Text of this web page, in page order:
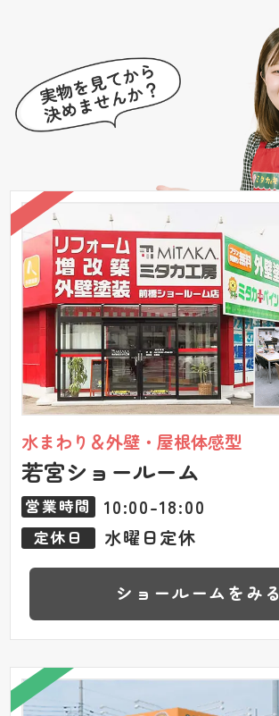
水まわり＆外壁・屋根体感型
若宮ショールーム
営業時間 10:00-18:00
定休日 水曜日定休
ショールームをみる